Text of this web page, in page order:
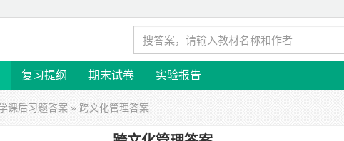
复习提纲 期末试卷 实验报告
课后习题答案 » 跨文化管理答案